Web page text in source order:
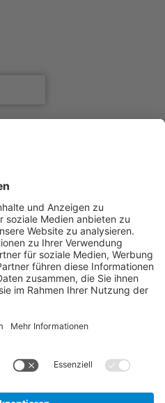
Cloud, Hosting,
Managed Antivirus, MPS, All-IP,
– Das Systemhaus